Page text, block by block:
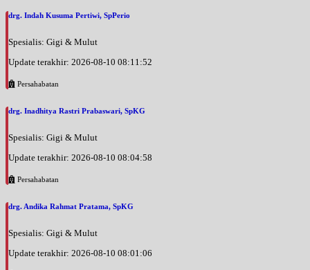
drg. Indah Kusuma Pertiwi, SpPerio
Spesialis: Gigi & Mulut
Update terakhir: 2026-08-10 08:11:52
Persahabatan
drg. Inadhitya Rastri Prabaswari, SpKG
Spesialis: Gigi & Mulut
Update terakhir: 2026-08-10 08:04:58
Persahabatan
drg. Andika Rahmat Pratama, SpKG
Spesialis: Gigi & Mulut
Update terakhir: 2026-08-10 08:01:06